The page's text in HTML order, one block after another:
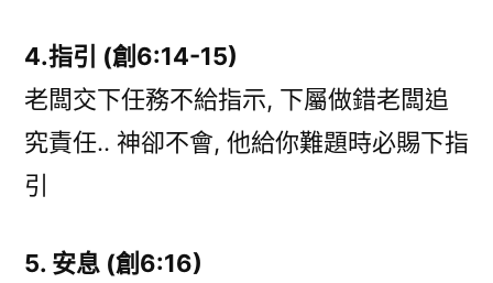
4.指引 (創6:14-15)
老闆交下任務不給指示, 下屬做錯老闆追
究責任.. 神卻不會, 他給你難題時必賜下指
引
5. 安息 (創6:16)